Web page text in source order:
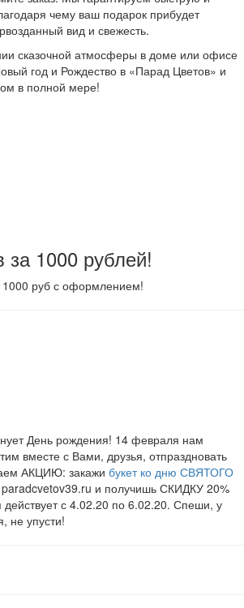
чему ваш подарок прибудет
вид и свежесть.
сказочной атмосферы в доме или офисе
год и Рождество в «Парад Цветов» и
в полной мере!
1000 рублей!
руб с оформлением!
День рождения! 14 февраля нам
вместе с Вами, друзья, отпраздновать
АКЦИЮ: закажи букет ко дню СВЯТОГО
и получишь СКИДКУ 20%
действует с 4.02.20 по 6.02.20. Спеши, у
не упусти!